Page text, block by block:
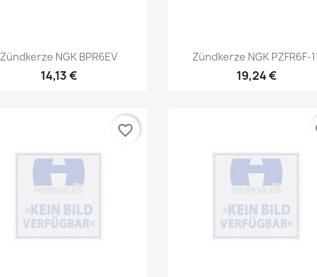
Vorschau
Zündkerze NGK BPR6EV
14,13 €
Vorschau
Zündkerze NGK PZFR6F-
19,24 €
favorite_border